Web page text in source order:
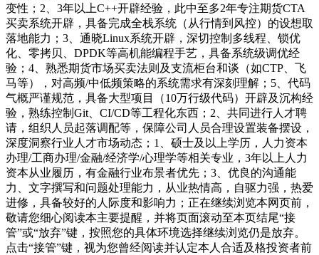
变性；2、3年以上C++开辟经验，此中至多2年专注期货CTA
买卖系统开辟，具备完成全栈系统（从行情到风控）的设想取
落地能力；3、通晓Linux系统开辟，深切控制多线程、锁优
化、零拷贝、DPDK等高机能编程手艺，具备系统级调优经
验；4、熟悉期货市场买卖法则及支流柜台和谈（如CTP、飞
马等），对高频/中低频策略的系统需求有深刻理解；5、代码
气概严谨规范，具备大型项目（10万行级代码）开辟及沉构经
验，熟练控制Git、CI/CD等工程化东西；2、共同进行人才聘
请，组织人员起落调配等，保障公司人员合理设置装备摆设，
深度洞察行业人才市场动态；1、硕士及以上学历，人力资本
办理/工商办理/金融/经济学/心理学等相关专业，3年以上人力
资本从业履历，有金融行业布景者优先；3、优良的沟通能
力、文字撰写和问题处理能力，从业热情高，自驱力强，热爱
进修，具备较好的人际度和影响力；正在继续浏览本网页前，
敬请您细心阅读本主要提醒，并将页面滚动至本页结尾“接
管”或“放弃”键，按照您的具体环境选择继续浏览仍是放弃。
点击“接管”键，视为您曾经阅读并认定本人合适及格投资者前